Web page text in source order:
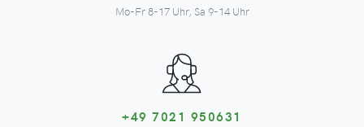
Mo-Fr 8-17 Uhr, Sa 9-14 Uhr
+49 7021 950631